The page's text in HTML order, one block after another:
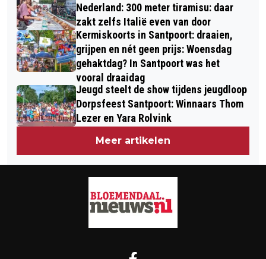
Nederland: 300 meter tiramisu: daar
zakt zelfs Italië even van door
Kermiskoorts in Santpoort: draaien,
grijpen en nét geen prijs: Woensdag
gehaktdag? In Santpoort was het
vooral draaidag
Jeugd steelt de show tijdens jeugdloop
Dorpsfeest Santpoort: Winnaars Thom
Lezer en Yara Rolvink
Meer artikelen